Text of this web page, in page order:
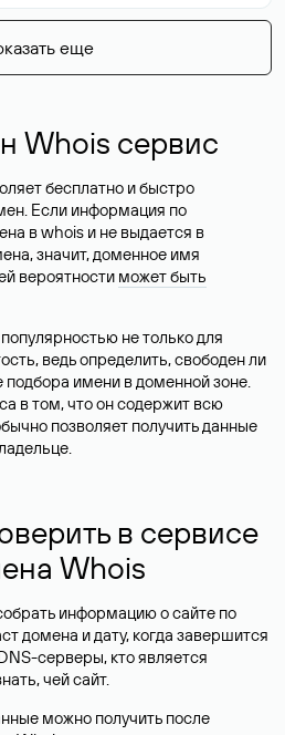
еще
Whois сервис
бесплатно и быстро
Если информация по
в whois и не выдается в
значит, доменное имя
вероятности может быть
не только для
ведь определить, свободен ли
имени в доменной зоне.
в том, что он содержит всю
позволяет получить данные
в сервисе
Whois
информацию о сайте по
домена и дату, когда завершится
серверы, кто является
чей сайт.
можно получить после